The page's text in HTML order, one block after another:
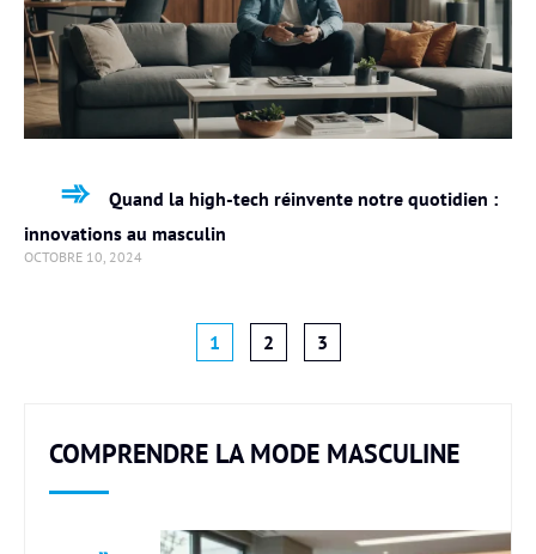
Quand la high-tech réinvente notre quotidien :
innovations au masculin
OCTOBRE 10, 2024
1 2 3
COMPRENDRE LA MODE MASCULINE